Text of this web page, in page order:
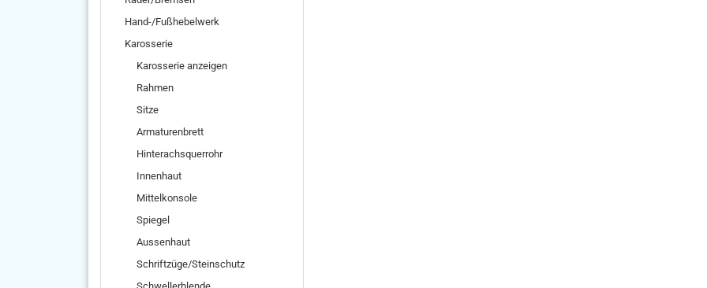
Hand-/Fußhebelwerk
Karosserie
Karosserie anzeigen
Rahmen
Sitze
Armaturenbrett
Hinterachsquerrohr
Innenhaut
Mittelkonsole
Spiegel
Aussenhaut
Schriftzüge/Steinschutz